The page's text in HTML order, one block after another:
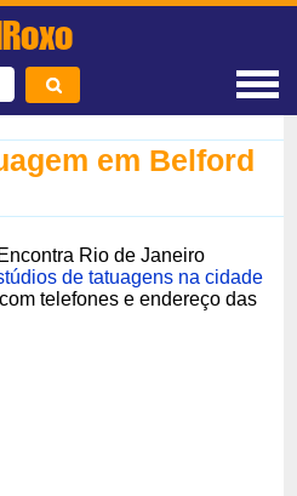
em Belford
Rio de Janeiro
de tatuagens na cidade
telefones e endereço das